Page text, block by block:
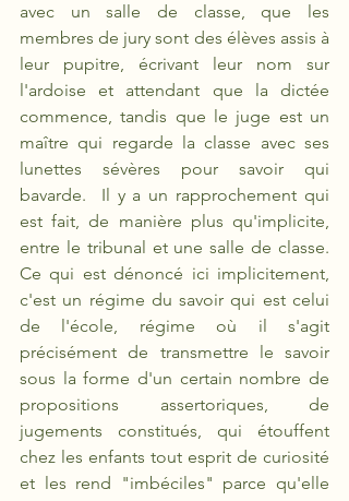
avec un salle de classe, que les
membres de jury sont des élèves assis à
leur pupitre, écrivant leur nom sur
l'ardoise et attendant que la dictée
commence, tandis que le juge est un
maître qui regarde la classe avec ses
lunettes sévères pour savoir qui
bavarde.  Il y a un rapprochement qui
est fait, de manière plus qu'implicite,
entre le tribunal et une salle de classe.
Ce qui est dénoncé ici implicitement,
c'est un régime du savoir qui est celui
de l'école, régime où il s'agit
précisément de transmettre le savoir
sous la forme d'un certain nombre de
propositions assertoriques, de
jugements constitués, qui étouffent
chez les enfants tout esprit de curiosité
et les rend "imbéciles" parce qu'elle